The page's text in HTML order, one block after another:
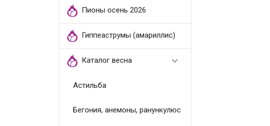
Пионы осень 2026
Гиппеаструмы (амариллис)
Каталог весна 
Астильба
Бегония, анемоны, ранункулюс